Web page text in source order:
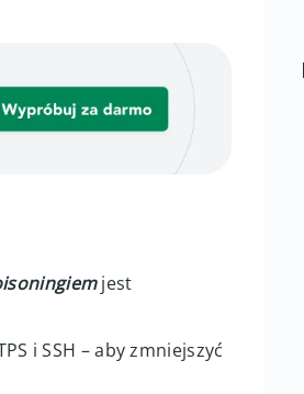
jest
i SSH – aby zmniejszyć